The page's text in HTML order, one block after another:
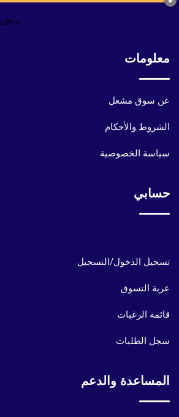
ر.س130
معلومات
عن سوق مشعل
الشروط والأحكام
سياسة الخصوصية
حسابي
تسجيل الدخول/التسجيل
عربة التسوق
قائمة الرغبات
سجل الطلبات
المساعدة والدعم